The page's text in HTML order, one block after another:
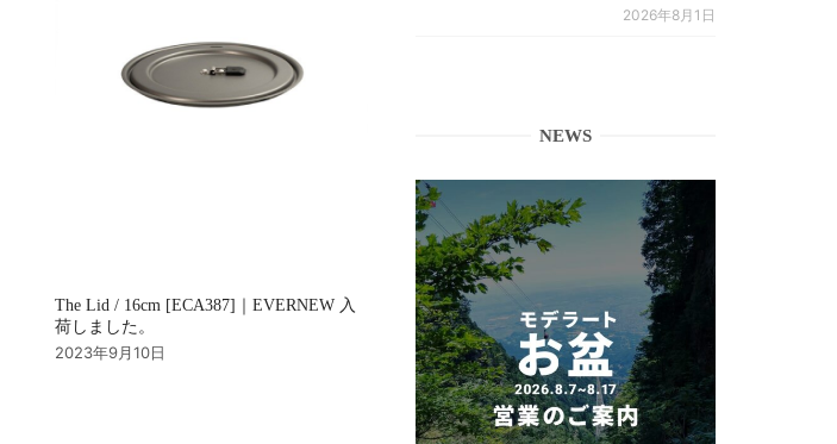
The Lid / 16cm [ECA387]｜EVERNEW 入
荷しました。
2023年9月10日
2026年8月1日
NEWS